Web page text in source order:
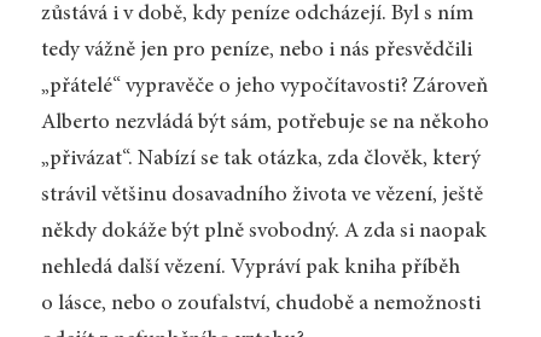
zůstává i v době, kdy peníze odcházejí. Byl s ním
tedy vážně jen pro peníze, nebo i nás přesvědčili
„přátelé“ vypravěče o jeho vypočítavosti? Zároveň
Alberto nezvládá být sám, potřebuje se na někoho
„přivázat“. Nabízí se tak otázka, zda člověk, který
strávil většinu dosavadního života ve vězení, ještě
někdy dokáže být plně svobodný. A zda si naopak
nehledá další vězení. Vypráví pak kniha příběh
o lásce, nebo o zoufalství, chudobě a nemožnosti